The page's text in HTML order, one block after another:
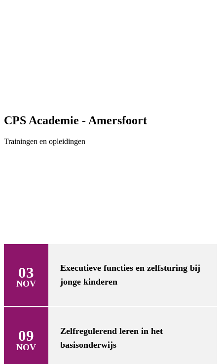
CPS Academie - Amersfoort
Trainingen en opleidingen
03
NOV
Executieve functies en zelfsturing bij
jonge kinderen
09
NOV
Zelfregulerend leren in het
basisonderwijs